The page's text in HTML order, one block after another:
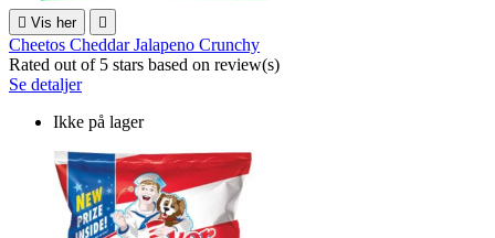
 Vis her 
Cheetos Cheddar Jalapeno Crunchy
Rated out of 5 stars based on review(s)
Se detaljer
Ikke på lager